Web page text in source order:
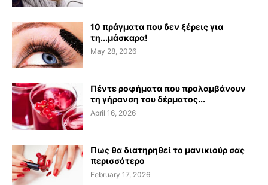
10 πράγματα που δεν ξέρεις για
τη...μάσκαρα!
May 28, 2026
Πέντε ροφήματα που προλαμβάνουν
τη γήρανση του δέρματος...
April 16, 2026
Πως θα διατηρηθεί το μανικιούρ σας
περισσότερο
February 17, 2026